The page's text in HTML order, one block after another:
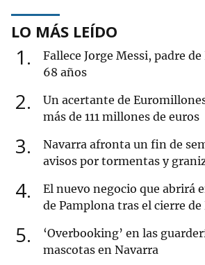
LO MÁS LEÍDO
1
Fallece Jorge Messi, padre
68 años
2
Un acertante de
más de 111 millones de euros
3
Navarra afronta un fin de
avisos por tormentas y
4
El nuevo negocio que abrirá
de Pamplona tras el cierre de
5
‘Overbooking’ en las
mascotas en Navarra